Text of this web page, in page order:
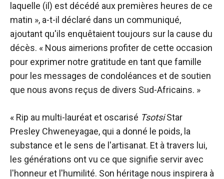
laquelle (il) est décédé aux premières heures de ce
matin », a-t-il déclaré dans un communiqué,
ajoutant qu'ils enquêtaient toujours sur la cause du
décès. « Nous aimerions profiter de cette occasion
pour exprimer notre gratitude en tant que famille
pour les messages de condoléances et de soutien
que nous avons reçus de divers Sud-Africains. »
« Rip au multi-lauréat et oscarisé TsotsiStar
Presley Chweneyagae, qui a donné le poids, la
substance et le sens de l'artisanat. Et à travers lui,
les générations ont vu ce que signifie servir avec
l'honneur et l'humilité. Son héritage nous inspirera à